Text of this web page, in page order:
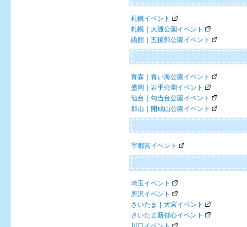
札幌イベント
札幌｜大通公園イベント
函館｜五稜郭公園イベント
青森｜青い海公園イベント
盛岡｜岩手公園イベント
仙台｜勾当台公園イベント
郡山｜開成山公園イベント
宇都宮イベント
埼玉イベント
所沢イベント
さいたま｜大宮イベント
さいたま新都心イベント